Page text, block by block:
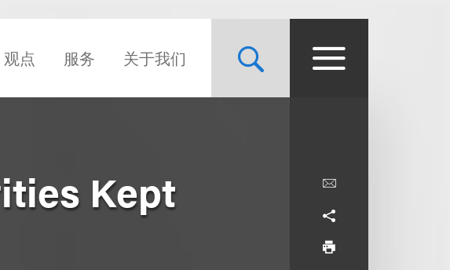
观点 服务 关于我们
Kept